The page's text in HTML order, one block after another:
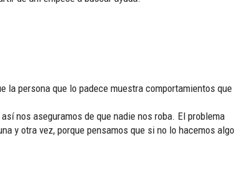
la persona que lo padece muestra comportamientos que
nos aseguramos de que nadie nos roba. El problema
y otra vez, porque pensamos que si no lo hacemos algo